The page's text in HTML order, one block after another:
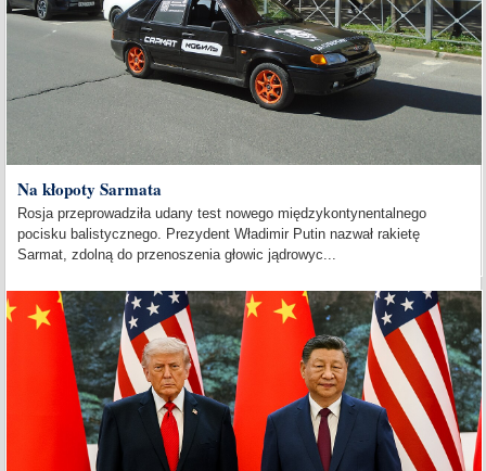
Na kłopoty Sarmata
Rosja przeprowadziła udany test nowego międzykontynentalnego
pocisku balistycznego. Prezydent Władimir Putin nazwał rakietę
Sarmat, zdolną do przenoszenia głowic jądrowyc...